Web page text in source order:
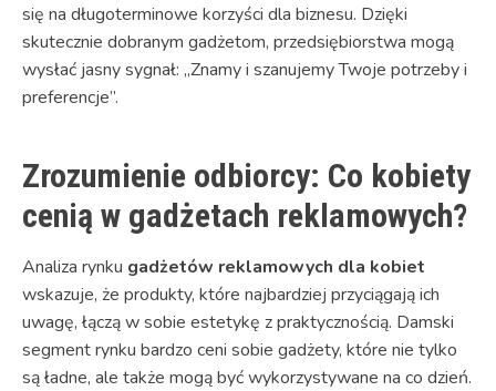
się na długoterminowe korzyści dla biznesu. Dzięki
skutecznie dobranym gadżetom, przedsiębiorstwa mogą
wysłać jasny sygnał: „Znamy i szanujemy Twoje potrzeby i
preferencje”.
Zrozumienie odbiorcy: Co kobiety
cenią w gadżetach reklamowych?
Analiza rynku gadżetów reklamowych dla kobiet
wskazuje, że produkty, które najbardziej przyciągają ich
uwagę, łączą w sobie estetykę z praktycznością. Damski
segment rynku bardzo ceni sobie gadżety, które nie tylko
są ładne, ale także mogą być wykorzystywane na co dzień.